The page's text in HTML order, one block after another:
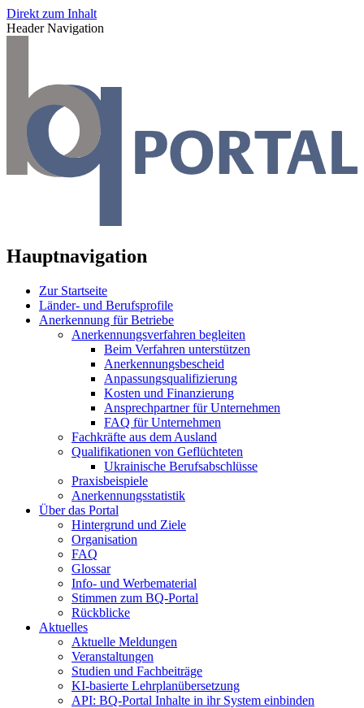
Direkt zum Inhalt
Header Navigation
Hauptnavigation
Zur Startseite
Länder- und Berufsprofile
Anerkennung für Betriebe
Anerkennungsverfahren begleiten
Beim Verfahren unterstützen
Anerkennungsbescheid
Anpassungsqualifizierung
Kosten und Finanzierung
Ansprechpartner für Unternehmen
FAQ für Unternehmen
Fachkräfte aus dem Ausland
Qualifikationen von Geflüchteten
Ukrainische Berufsabschlüsse
Praxisbeispiele
Anerkennungsstatistik
Über das Portal
Hintergrund und Ziele
Organisation
FAQ
Glossar
Info- und Werbematerial
Stimmen zum BQ-Portal
Rückblicke
Aktuelles
Aktuelle Meldungen
Veranstaltungen
Studien und Fachbeiträge
KI-basierte Lehrplanübersetzung
API: BQ-Portal Inhalte in ihr System einbinden